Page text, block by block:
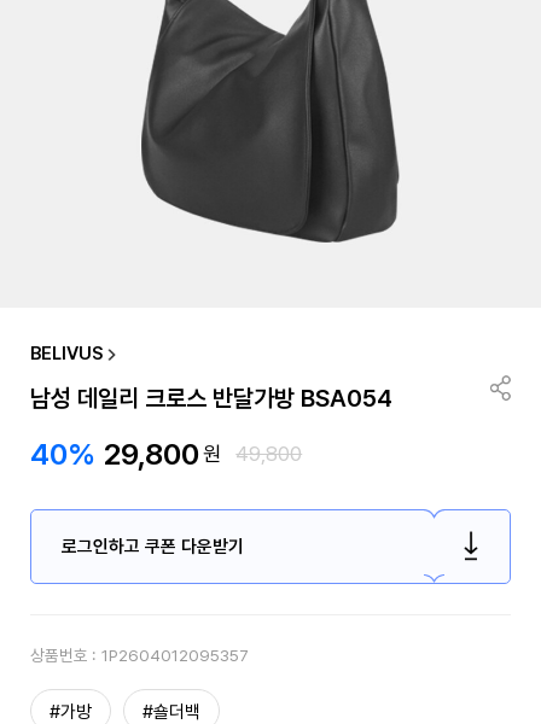
BELIVUS
남성 데일리 크로스 반달가방 BSA054
40% 29,800원 49,800
로그인하고 쿠폰 다운받기
상품번호 : 1P2604012095357
#가방 #숄더백